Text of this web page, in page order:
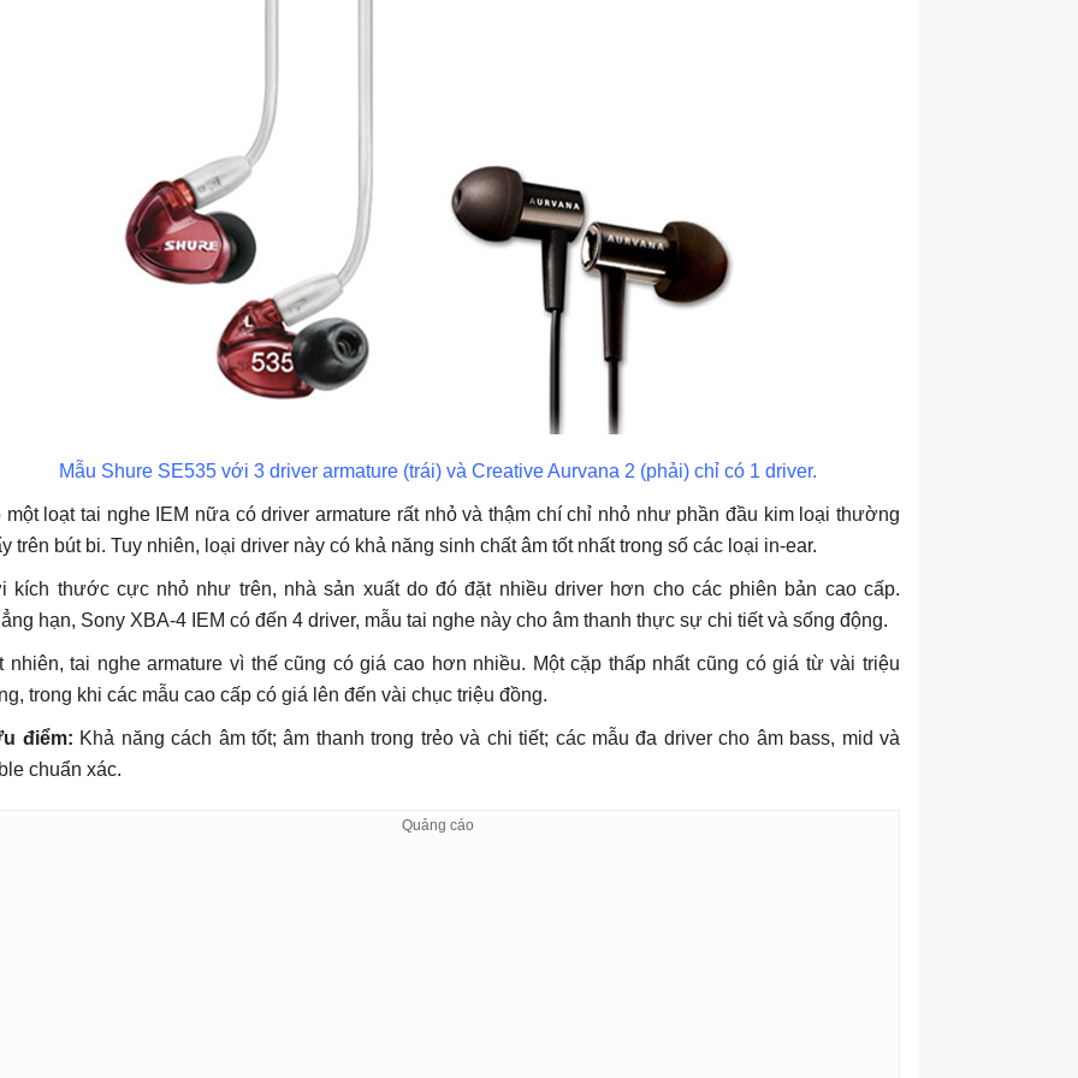
Mẫu Shure SE535 với 3 driver armature (trái) và Creative Aurvana 2 (phải) chỉ có 1 driver.
một loạt tai nghe IEM nữa có driver armature rất nhỏ và thậm chí chỉ nhỏ như phần đầu kim loại thường
trên bút bi. Tuy nhiên, loại driver này có khả năng sinh chất âm tốt nhất trong số các loại in-ear.
kích thước cực nhỏ như trên, nhà sản xuất do đó đặt nhiều driver hơn cho các phiên bản cao cấp.
hạn, Sony XBA-4 IEM có đến 4 driver, mẫu tai nghe này cho âm thanh thực sự chi tiết và sống động.
nhiên, tai nghe armature vì thế cũng có giá cao hơn nhiều. Một cặp thấp nhất cũng có giá từ vài triệu
trong khi các mẫu cao cấp có giá lên đến vài chục triệu đồng.
điểm: Khả năng cách âm tốt; âm thanh trong trẻo và chi tiết; các mẫu đa driver cho âm bass, mid và
chuẩn xác.